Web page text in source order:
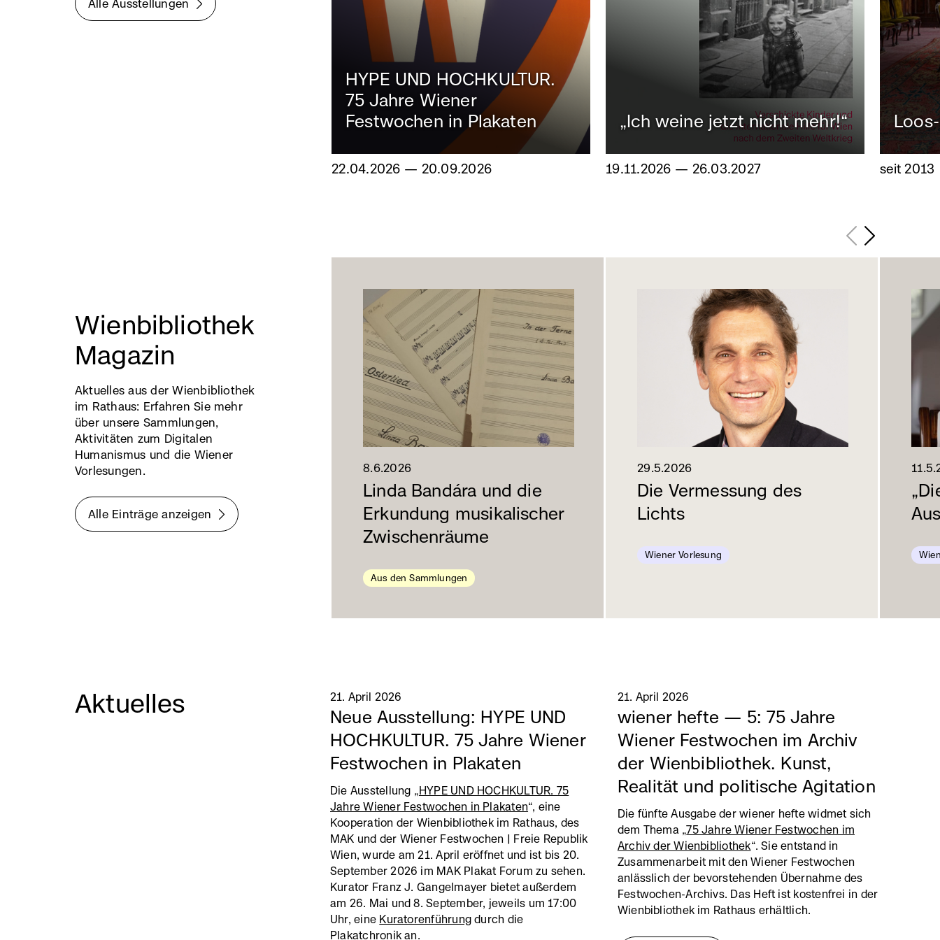
Alle Ausstellungen
HYPE UND HOCHKULTUR.
75 Jahre Wiener
Festwochen in Plakaten
22.04.2026 — 20.09.2026
„Ich weine jetzt nicht mehr!“
19.11.2026 — 26.03.2027 seit 2013
Wienbibliothek
Magazin
Aktuelles aus der Wienbibliothek
im Rathaus: Erfahren Sie mehr
über unsere Sammlungen,
Aktivitäten zum Digitalen
Humanismus und die Wiener
Vorlesungen.
Alle Einträge anzeigen
8.6.2026
Linda Bandára und die
Erkundung musikalischer
Zwischenräume
Aus den Sammlungen
29.5.2026
Die Vermessung des
Lichts
Wiener Vorlesung
Aktuelles 21. April 2026
Neue Ausstellung: HYPE UND
HOCHKULTUR. 75 Jahre Wiener
Festwochen in Plakaten
Die Ausstellung „HYPE UND HOCHKULTUR. 75
Jahre Wiener Festwochen in Plakaten“, eine
Kooperation der Wienbibliothek im Rathaus, des
MAK und der Wiener Festwochen | Freie Republik
Wien, wurde am 21. April eröffnet und ist bis 20.
September 2026 im MAK Plakat Forum zu sehen.
Kurator Franz J. Gangelmayer bietet außerdem
am 26. Mai und 8. September, jeweils um 17:00
Uhr, eine Kuratorenführungdurch die
Plakatchronik an.
21. April 2026
wiener hefte — 5: 75 Jahre
Wiener Festwochen im Archiv
der Wienbibliothek. Kunst,
Realität und politische Agitation
Die fünfte Ausgabe der wiener hefte widmet sich
dem Thema „75 Jahre Wiener Festwochen im
Archiv der Wienbibliothek“. Sie entstand in
Zusammenarbeit mit den Wiener Festwochen
anlässlich der bevorstehenden Übernahme des
Festwochen-Archivs. Das Heft ist kostenfrei in der
Wienbibliothek im Rathaus erhältlich.